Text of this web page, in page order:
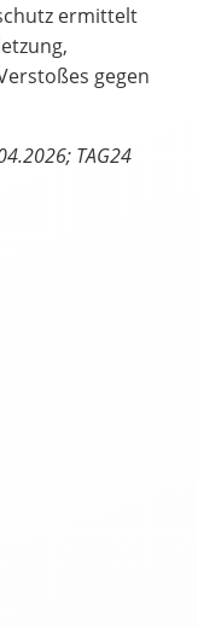
ermittelt
gegen
TAG24